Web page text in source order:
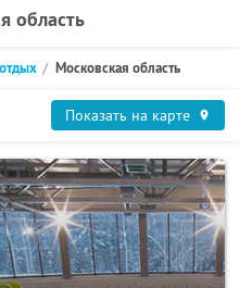
область
Московская область
Показать на карте